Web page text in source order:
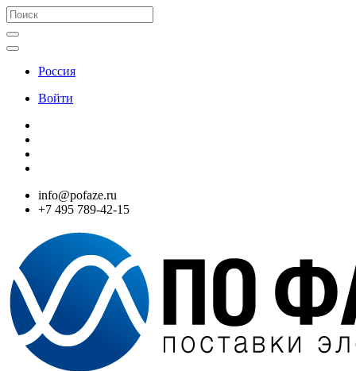
Россия
Войти
info@pofaze.ru
+7 495 789-42-15